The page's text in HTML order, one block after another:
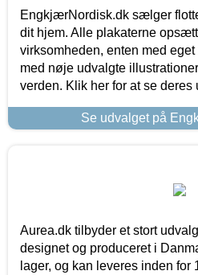
EngkjærNordisk.dk sælger
dit hjem. Alle plakaterne
virksomheden, enten med
med nøje udvalgte
verden. Klik her for at se deres
Se udvalget på
Aurea.dk tilbyder et stort
designet og produceret i
lager, og kan leveres inden for